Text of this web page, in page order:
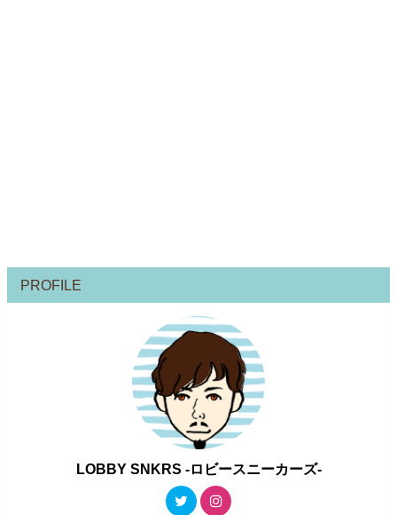
PROFILE
LOBBY SNKRS -ロビースニーカーズ-